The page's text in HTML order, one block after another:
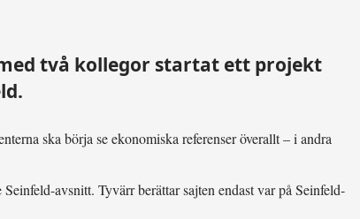
två kollegor startat ett projekt
ska börja se ekonomiska referenser överallt – i andra
avsnitt. Tyvärr berättar sajten endast var på Seinfeld-